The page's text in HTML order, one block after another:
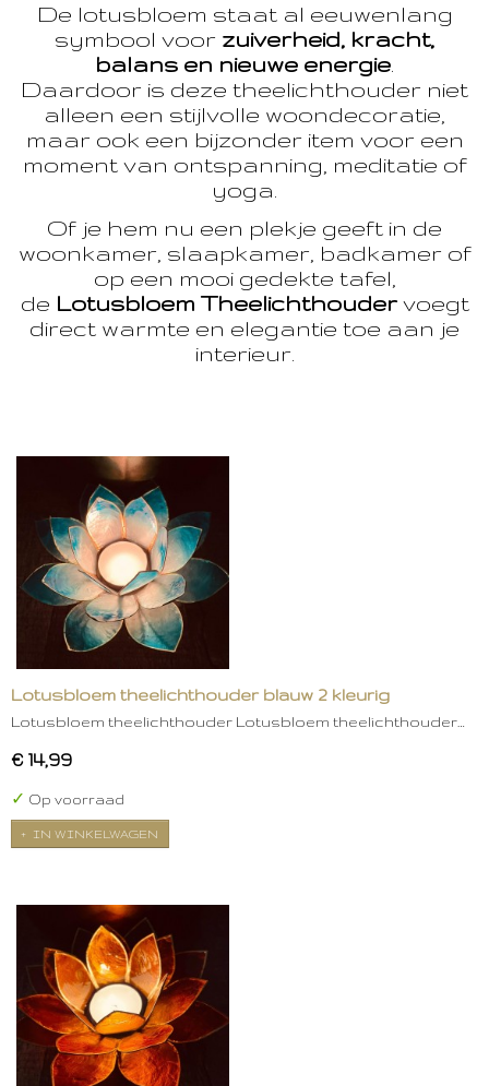
De lotusbloem staat al eeuwenlang
symbool voor zuiverheid, kracht,
balans en nieuwe energie
Daardoor is deze theelichthouder niet
alleen een stijlvolle woondecoratie,
maar ook een bijzonder item voor een
moment van ontspanning, meditatie of
yoga.
Of je hem nu een plekje geeft in de
woonkamer, slaapkamer, badkamer of
op een mooi gedekte tafel,
de Lotusbloem Theelichthoudervoegt
direct warmte en elegantie toe aan je
interieur.
Lotusbloem theelichthouder blauw 2 kleurig
Lotusbloem theelichthouder Lotusbloem theelichthouder…
€ 14,99
✓ Op voorraad
IN WINKELWAGEN